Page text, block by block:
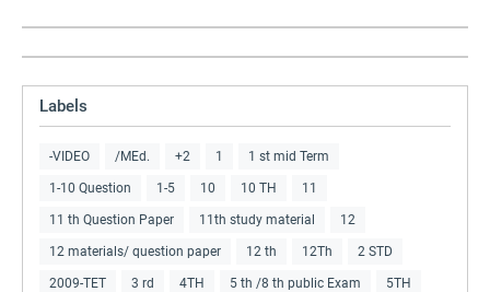
Labels
-VIDEO /MEd. +2 1 1 st mid Term
1-10 Question 1-5 10 10 TH 11
11 th Question Paper 11th study material 12
12 materials/ question paper 12 th 12Th 2 STD
2009-TET 3 rd 4TH 5 th /8 th public Exam 5TH